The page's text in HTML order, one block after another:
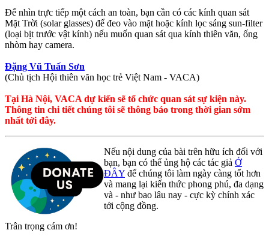
Để nhìn trực tiếp một cách an toàn, bạn cần có các kính quan sát
Mặt Trời (solar glasses) để đeo vào mặt hoặc kính lọc sáng sun-filter
(loại bịt trước vật kính) nếu muốn quan sát qua kính thiên văn, ống
nhòm hay camera.
Đặng Vũ Tuấn Sơn
(Chủ tịch Hội thiên văn học trẻ Việt Nam - VACA)
Tại Hà Nội, VACA dự kiến sẽ tổ chức quan sát sự kiện này.
Thông tin chi tiết chúng tôi sẽ thông báo trong thời gian sớm
nhất tới đây.
Nếu nội dung của bài trên hữu ích đối với
bạn, bạn có thể ủng hộ các tác giả Ở
ĐÂY để chúng tôi làm ngày càng tốt hơn
và mang lại kiến thức phong phú, đa dạng
và - như bao lâu nay - cực kỳ chính xác
tới cộng đồng.
Trân trọng cám ơn!